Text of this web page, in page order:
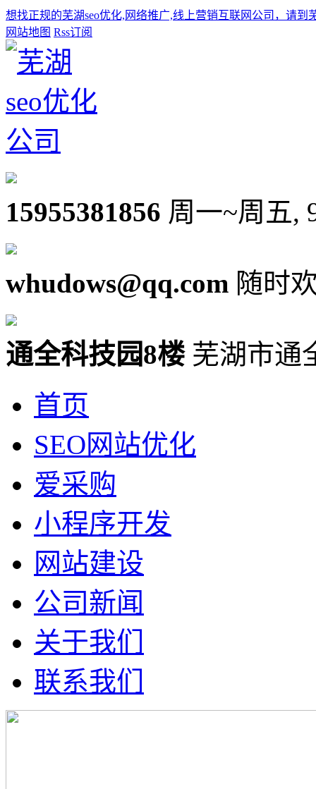
想找正规的芜湖seo优化,网络推广,线上营销互联网公司，请到
网站地图 Rss订阅
15955381856 周一~周五,
whudows@qq.com 随时
通全科技园8楼 芜湖市通
首页
SEO网站优化
爱采购
小程序开发
网站建设
公司新闻
关于我们
联系我们